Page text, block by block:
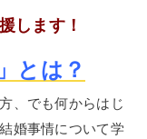
します！
とは？
、でも何からはじ
婚事情について学